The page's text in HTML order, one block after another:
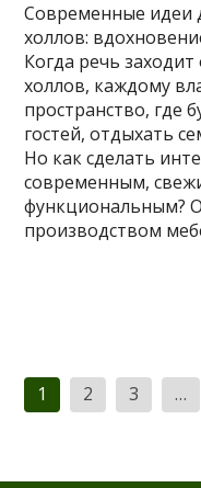
Современные идеи
холлов:
Когда речь
холлов, каждому
пространство, где
гостей, отдыхать
Но как сделать
современным,
функциональным?
производством
записей
1 2 3 …